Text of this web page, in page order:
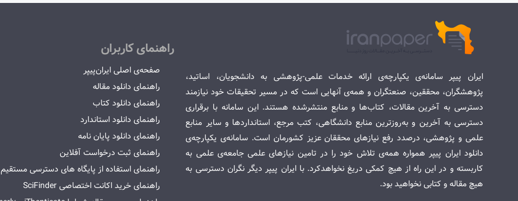
ایران پیپر سامانه‌ی یکپارچه‌ی ارائه خدمات علمی-پژوهشی به دانشجویان، اساتید،
پژوهشگران، محققین، صنعتگران و همه‌ی آنهایی است که در مسیر تحقیقات خود نیازمند
دسترسی به آخرین مقالات، کتاب‌ها و منابع منتشرشده هستند. این سامانه با برقراری
دسترسی به آخرین و به‌روزترین منابع دانشگاهی، کتب مرجع، استانداردها و سایر منابع
علمی و پژوهشی، درصدد رفع نیازهای محققان عزیز کشورمان است. سامانه‌ی یکپارچه‌ی
دانلود ایران پیپر همواره همه‌ی تلاش خود را در تامین نیازهای علمی جامعه‌ی علمی به
کاربسته و در این راه از هیچ کمکی دریغ نخواهدکرد. با ایران پیپر دیگر نگران دسترسی به
هیچ مقاله و کتابی نخواهید بود.
راهنمای کاربران
صفحه‌ی اصلی ایران‌پیپر
راهنمای دانلود مقاله
راهنمای دانلود کتاب
راهنمای دانلود استاندارد
راهنمای دانلود پایان نامه
راهنمای ثبت درخواست آفلاین
راهنمای استفاده از پایگاه های دسترسی مستقیم
راهنمای خرید اکانت اختصاصی SciFinder